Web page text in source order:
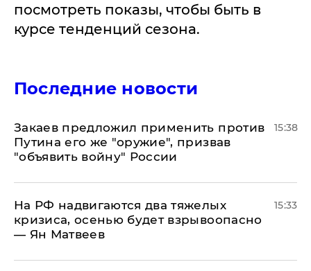
посмотреть показы, чтобы быть в
курсе тенденций сезона.
Последние новости
Закаев предложил применить против
Путина его же "оружие", призвав
"объявить войну" России
15:38
На РФ надвигаются два тяжелых
кризиса, осенью будет взрывоопасно
— Ян Матвеев
15:33